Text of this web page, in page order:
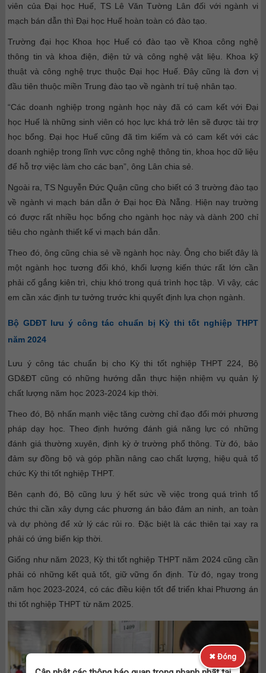
viên của Đại học Huế, TS Lê Văn Tường Lân đối với ngành vi
mạch bán dẫn thì Đại học Huế hoàn toàn có đào tạo.
Trường đại học Khoa học Huế có đào tạo về Khoa công nghệ
thông tin và khoa điện, điện tử và công nghệ vật liệu. Khoa kỹ
thuật và công nghệ trực thuộc Đại học Huế. Đây cũng là đơn vị
đầu tiên thuộc miền Trung đào tạo về ngành trí tuệ nhân tạo.
“Các doanh nghiệp trong ngành học này đã có cam kết với Đại
học Huế là những sinh viên có học lực khá trở lên sẽ được tài trợ
học bổng. Đại học Huế cũng đã tìm kiếm và có cam kết với các
doanh nghiệp trong lĩnh vực công nghệ thông tin, khoa học dữ liệu
để hỗ trợ việc làm cho các bạn”, ông Lân chia sẻ.
Ngoài ra, TS Nguyễn Đức Quận cũng cho biết có 3 trường đào tạo
về ngành vi mạch bán dẫn ở Đại học Đà Nẵng. Hiện nay trường
có được rất nhiều học bổng cho ngành học này và dành 200 chỉ
tiêu cho ngành thiết kế vi mạch bán dẫn.
Theo đó, ông cũng chia sẻ về ngành học này. Ông cho biết đây là
một ngành học tương đối khó, khối lượng kiến thức rất lớn cần
phải cố gắng kiên trì, chịu khó trong quá trình học tập. Vì vậy, các
em cần xác định tư tưởng trước khi quyết định lựa chọn ngành.
Bộ GDĐT lưu ý công tác chuẩn bị Kỳ thi tốt nghiệp THPT
năm 2024
Lưu ý công tác chuẩn bị cho Kỳ thi tốt nghiệp THPT 224, Bộ
GD&ĐT cũng có những hướng dẫn thực hiện nhiệm vụ quản lý
chất lượng năm học 2023-2024 kịp thời.
Theo đó, Bộ nhấn mạnh việc tăng cường chỉ đạo đổi mới phương
pháp dạy học. Theo định hướng đánh giá năng lực có những
đánh giá thường xuyên, định kỳ ở trường phổ thông. Từ đó, bảo
đảm sự đồng bộ và góp phần nâng cao chất lượng, hiệu quả tổ
chức Kỳ thi tốt nghiệp THPT.
Bên cạnh đó, Bộ cũng lưu ý hết sức về việc trong quá trình tổ
chức thi cần xây dựng các phương án bảo đảm an ninh, an toàn
và dự phòng để xử lý các rủi ro. Đặc biệt là các thiên tại xay ra
phải có ứng biến kịp thời.
Giống như năm 2023, Kỳ thi tốt nghiệp THPT năm 2024 cũng cần
phải có những kết quả tốt, giữ vững ổn định. Từ đó, ngay trong
năm học 2023-2024, có các điều kiện tốt để triển khai Phương án
thi tốt nghiệp THPT từ năm 2025.
✖ Đóng